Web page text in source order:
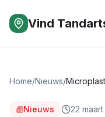
Vind
Home/Nieuws/
Nieuws 22